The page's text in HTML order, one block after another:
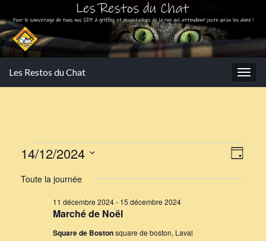
Les Restos du Chat
Évènements for 14
parvues
Jour
14/12/2024
une
Toute la journée
Marché de Noël
11 décembre 2024- 15 décembre 2024
Square de Bostonsquare de boston, Laval